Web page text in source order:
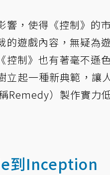
響，使得《控制》的
的遊戲內容，無疑為
控制》也有著毫不遜
立起一種新典範，讓
Remedy）製作實力
到Inception